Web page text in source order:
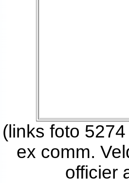
(links foto
ex comm.
officier